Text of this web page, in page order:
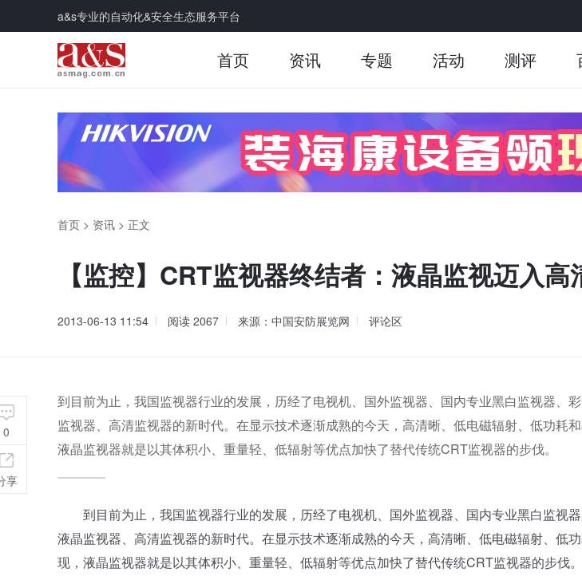
a&s专业的自动化&安全生态服务平台
首页 资讯 专题 活动 测评
首页 > 资讯 > 正文
【监控】CRT监视器终结者：液晶监视迈入高
2013-06-13 11:54 阅读 2067 来源：中国安防展览网 评论区
到目前为止，我国监视器行业的发展，历经了电视机、国外监视器、国内专业黑白监视器、
监视器、高清监视器的新时代。在显示技术逐渐成熟的今天，高清晰、低电磁辐射、低功耗
液晶监视器就是以其体积小、重量轻、低辐射等优点加快了替代传统CRT监视器的步伐。
到目前为止，我国监视器行业的发展，历经了电视机、国外监视器、国内专业黑白监视
液晶监视器、高清监视器的新时代。在显示技术逐渐成熟的今天，高清晰、低电磁辐射、低
现，液晶监视器就是以其体积小、重量轻、低辐射等优点加快了替代传统CRT监视器的步伐。
0
享